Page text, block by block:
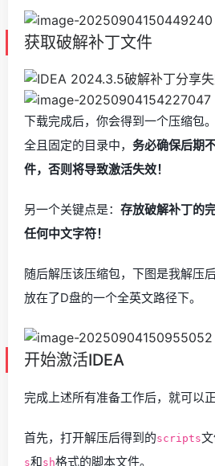
获取破解补丁文件
下载完成后，你会得到一个压缩包
全且固定的目录中， 务必确保后期
件，否则将导致激活失效！
另一个关键点是： 存放破解补丁的
任何中文字符！
随后解压该压缩包，下图是我解压
放在了D盘的一个全英文路径下。
开始激活IDEA
完成上述所有准备工作后，就可以
首先，打开解压后得到的scripts
s和sh格式的脚本文件。